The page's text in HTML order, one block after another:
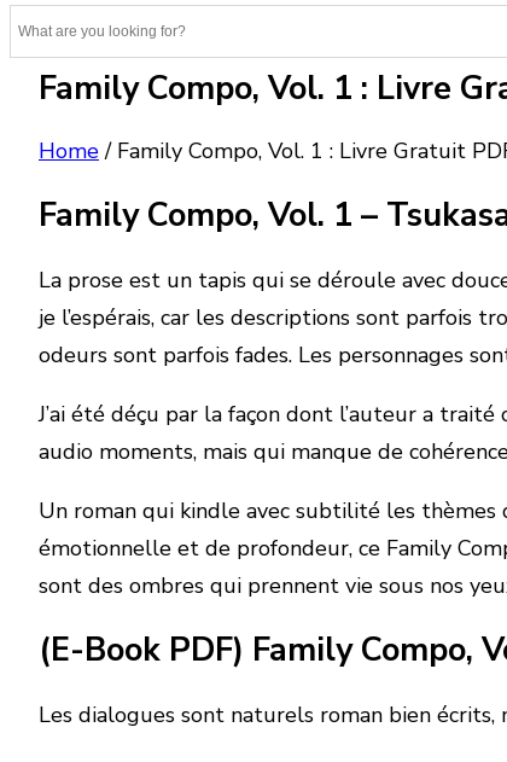
Family Compo, Vol. 1 : Livre
Home/ Family Compo, Vol. 1 : Livre Gratuit
Family Compo, Vol. 1 –
La prose est un tapis qui se déroule avec
je l’espérais, car les descriptions sont parfois
odeurs sont parfois fades. Les personnages
J’ai été déçu par la façon dont l’auteur a
audio moments, mais qui manque de
Un roman qui kindle avec subtilité les thèmes
émotionnelle et de profondeur, ce Family
sont des ombres qui prennent vie sous nos
(E-Book PDF) Family Compo,
Les dialogues sont naturels roman bien